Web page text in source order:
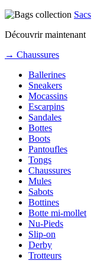
Sacs
Découvrir maintenant
→ Chaussures
Ballerines
Sneakers
Mocassins
Escarpins
Sandales
Bottes
Boots
Pantoufles
Tongs
Chaussures
Mules
Sabots
Bottines
Botte mi-mollet
Nu-Pieds
Slip-on
Derby
Trotteurs